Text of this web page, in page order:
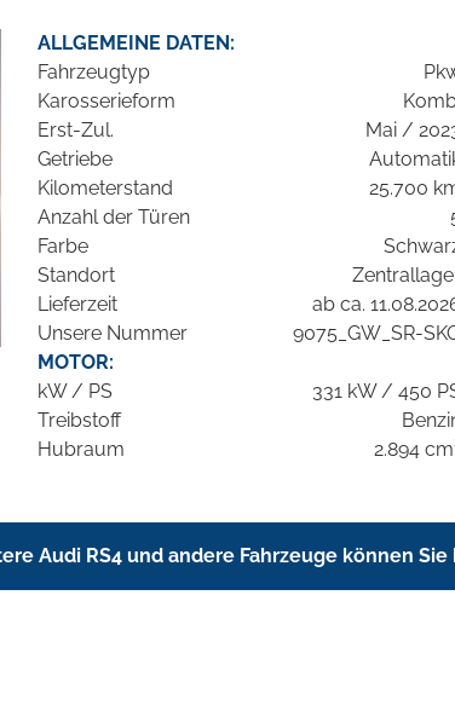
ALLGEMEINE DATEN:
Fahrzeugtyp
Karosserieform
Erst-Zul.
Mai /
Getriebe
Kilometerstand
25.700
Anzahl der Türen
Farbe
Standort
Lieferzeit
ab ca.
Unsere Nummer
9075_GW_SR-
MOTOR:
kW / PS
331 kW / 450
Treibstoff
Hubraum
2.894
Audi RS4 und andere Fahrzeuge können Sie